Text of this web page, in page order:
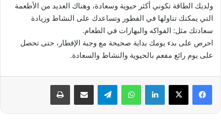
ولديك الطاقة تكوني أكثر حيوية وسعادة، وهناك العديد من الأطعمة
التي يمكنك تناولها في الفطور وتساعدك على النشاط وزيادة
سعادتك مثل: الفواكه والبهارات في الطعام.
احرص على بدء يومك بداية صحيحة مع وجبة الإفطار، حتى تحصل
على يوم رائع مفعم بالحيوية والنشاط والسعادة.
فيسبوك لينكدإن واتساب